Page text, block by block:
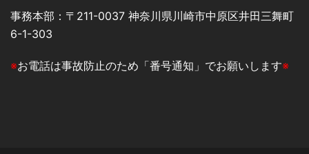
事務本部：〒211-0037 神奈川県川崎市中原区井田三舞町
6-1-303
※お電話は事故防止のため「番号通知」でお願いします※